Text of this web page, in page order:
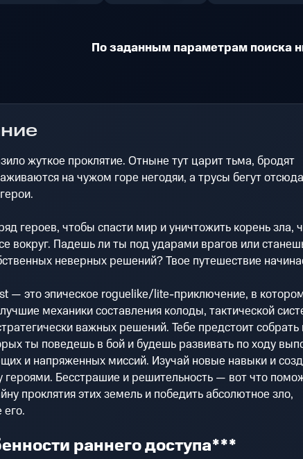
По заданным параметрам поиска
жуткое проклятие. Отныне тут царит тьма, бродят
на чужом горе негодяи, а трусы бегут
героев, чтобы спасти мир и уничтожить корень зла,
вокруг. Падешь ли ты под ударами врагов или
неверных решений? Твое путешествие
— это эпическое roguelike/lite-приключение, в
механики составления колоды, тактической
важных решений. Тебе предстоит
ты поведешь в бой и будешь развивать по ходу
и напряженных миссий. Изучай новые навыки и
героями. Бесстрашие и решительность — вот что
проклятия этих земель и победить абсолютное зло,
раннего доступа***